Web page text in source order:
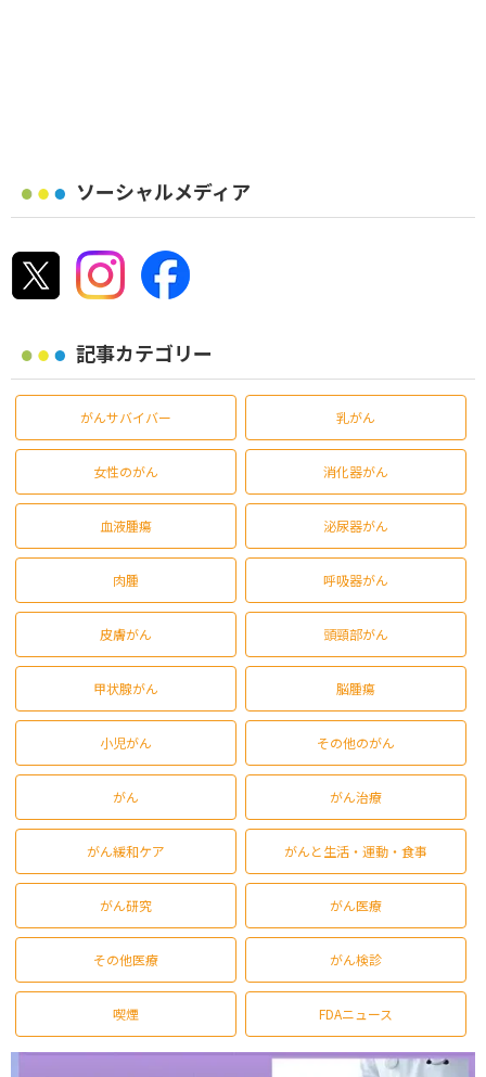
ソーシャルメディア
記事カテゴリー
がんサバイバー 乳がん
女性のがん 消化器がん
血液腫瘍 泌尿器がん
肉腫 呼吸器がん
皮膚がん 頭頸部がん
甲状腺がん 脳腫瘍
小児がん その他のがん
がん がん治療
がん緩和ケア がんと生活・運動・食事
がん研究 がん医療
その他医療 がん検診
喫煙 FDAニュース